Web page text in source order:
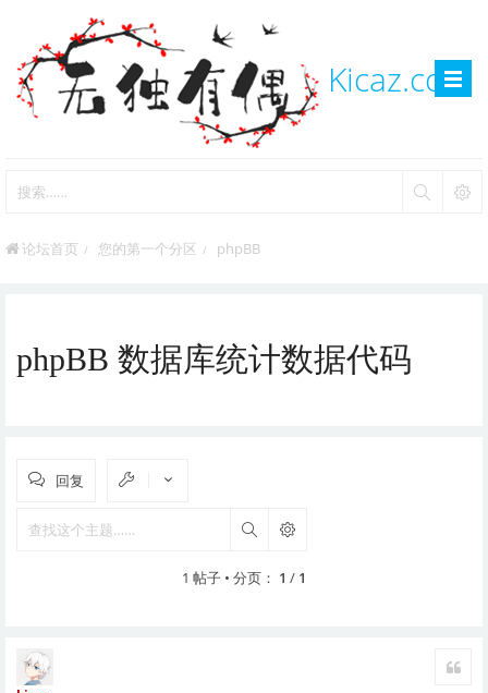
Kicaz.com
论坛首页 您的第一个分区 phpBB
phpBB 数据库统计数据代码
回复
搜索
1 帖子 • 分页： 1 / 1